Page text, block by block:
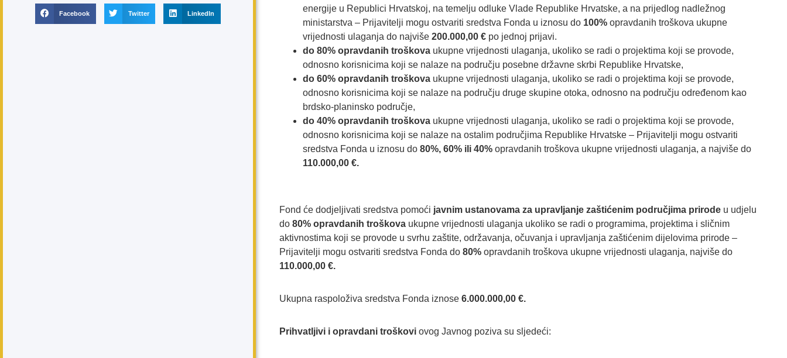
Facebook Twitter LinkedIn
energije u Republici Hrvatskoj, na temelju odluke Vlade Republike Hrvatske, a na prijedlog nadležnog
ministarstva – Prijavitelji mogu ostvariti sredstva Fonda u iznosu do 100% opravdanih troškova ukupne
vrijednosti ulaganja do najviše200.000,00 € po jednoj prijavi.
do 80% opravdanih troškova ukupne vrijednosti ulaganja, ukoliko se radi o projektima koji se provode,
odnosno korisnicima koji se nalaze na području posebne državne skrbi Republike Hrvatske,
do 60% opravdanih troškova ukupne vrijednosti ulaganja, ukoliko se radi o projektima koji se provode,
odnosno korisnicima koji se nalaze na području druge skupine otoka, odnosno na području određenom kao
brdsko-planinsko područje,
do 40% opravdanih troškova ukupne vrijednosti ulaganja, ukoliko se radi o projektima koji se provode,
odnosno korisnicima koji se nalaze na ostalim područjima Republike Hrvatske – Prijavitelji mogu ostvariti
sredstva Fonda u iznosu do80%, 60% ili 40% opravdanih troškova ukupne vrijednosti ulaganja, a najviše do
110.000,00 €.
Fond će dodjeljivati sredstva pomoći javnim ustanovama za upravljanje zaštićenim područjima prirode u udjelu
do80% opravdanih troškova ukupne vrijednosti ulaganja ukoliko se radi o programima, projektima i sličnim
aktivnostima koji se provode u svrhu zaštite, održavanja, očuvanja i upravljanja zaštićenim dijelovima prirode –
Prijavitelji mogu ostvariti sredstva Fonda do80%opravdanih troškova ukupne vrijednosti ulaganja, najviše do
110.000,00 €.
Ukupna raspoloživa sredstva Fonda iznose 6.000.000,00 €.
Prihvatljivi i opravdani troškovi ovog Javnog poziva su sljedeći: